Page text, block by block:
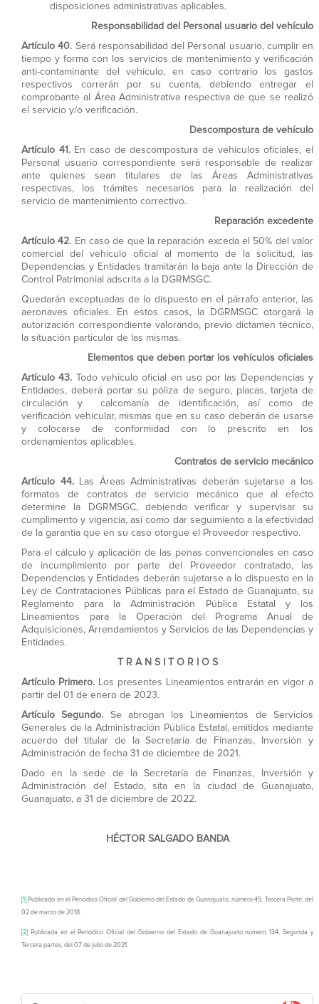
disposiciones administrativas aplicables.
Responsabilidad del Personal usuario del vehículo
Artículo 40. Será responsabilidad del Personal usuario, cumplir en
tiempo y forma con los servicios de mantenimiento y verificación
anti-contaminante del vehículo, en caso contrario los gastos
respectivos correrán por su cuenta, debiendo entregar el
comprobante al Área Administrativa respectiva de que se realizó
el servicio y/o verificación.
Descompostura de vehículo
Artículo 41.En caso de descompostura de vehículos oficiales, el
Personal usuario correspondiente será responsable de realizar
ante quienes sean titulares de las Áreas Administrativas
respectivas, los trámites necesarios para la realización del
servicio de mantenimiento correctivo.
Reparación excedente
Artículo 42. En caso de que la reparación exceda el 50% del valor
comercial del vehículo oficial al momento de la solicitud, las
Dependencias y Entidades tramitarán la baja ante la Dirección de
Control Patrimonial adscrita a la DGRMSGC.
Quedarán exceptuadas de lo dispuesto en el párrafo anterior, las
aeronaves oficiales. En estos casos, la DGRMSGC otorgará la
autorización correspondiente valorando, previo dictamen técnico,
la situación particular de las mismas.
Elementos que deben portar los vehículos oficiales
Artículo 43. Todo vehículo oficial en uso por las Dependencias y
Entidades, deberá portar su póliza de seguro, placas, tarjeta de
circulación y calcomanía de identificación, así como de
verificación vehicular, mismas que en su caso deberán de usarse
y colocarse de conformidad con lo prescrito en los
ordenamientos aplicables.
Contratos de servicio mecánico
Artículo 44.Las Áreas Administrativas deberán sujetarse a los
formatos de contratos de servicio mecánico que al efecto
determine la DGRMSGC, debiendo verificar y supervisar su
cumplimento y vigencia, así como dar seguimiento a la efectividad
de la garantía que en su caso otorgue el Proveedor respectivo.
Para el cálculo y aplicación de las penas convencionales en caso
de incumplimiento por parte del Proveedor contratado, las
Dependencias y Entidades deberán sujetarse a lo dispuesto en la
Ley de Contrataciones Públicas para el Estado de Guanajuato, su
Reglamento para la Administración Pública Estatal y los
Lineamientos para la Operación del Programa Anual de
Adquisiciones, Arrendamientos y Servicios de las Dependencias y
Entidades.
T R A N S I T O R I O S
Artículo Primero.Los presentes Lineamientos entrarán en vigor a
partir del 01 de enero de 2023.
Artículo Segundo. Se abrogan los Lineamientos de Servicios
Generales de la Administración Pública Estatal, emitidos mediante
acuerdo del titular de la Secretaría de Finanzas, Inversión y
Administración de fecha 31 de diciembre de 2021.
Dado en la sede de la Secretaría de Finanzas, Inversión y
Administración del Estado, sita en la ciudad de Guanajuato,
Guanajuato, a 31 de diciembre de 2022.
HÉCTOR SALGADO BANDA
[1]
Publicado en el Periódico Oficial del Gobierno del Estado de Guanajuato, número 45, Tercera Parte, del
02 de marzo de 2018.
[2]
Publicada en el Periódico Oficial del Gobierno del Estado de Guanajuato número 134, Segunda y
Tercera partes, del 07 de julio de 2021.